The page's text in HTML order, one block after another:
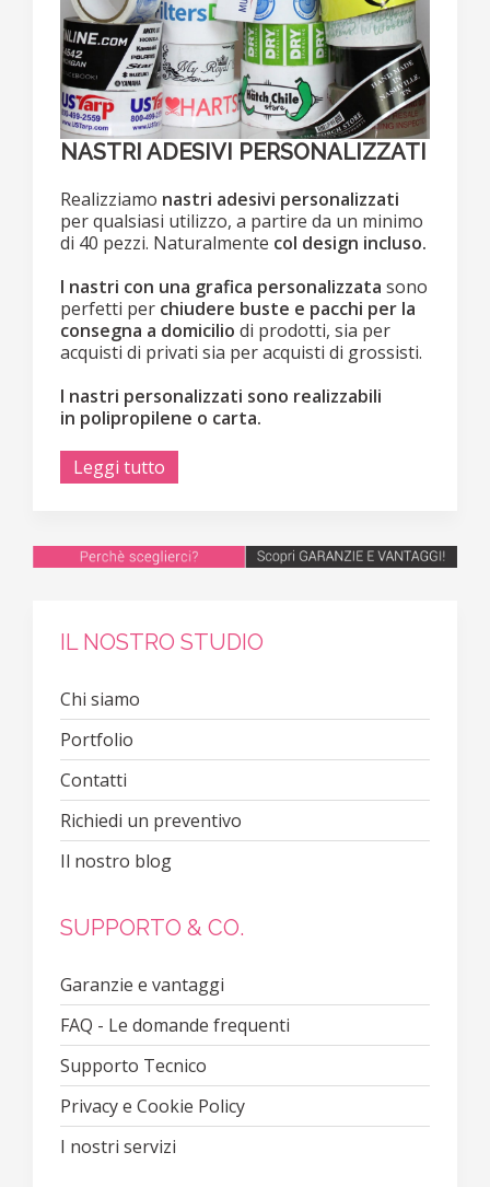
NASTRI ADESIVI PERSONALIZZATI
Realizziamo nastri adesivi personalizzati
per qualsiasi utilizzo, a partire da un minimo
di 40 pezzi. Naturalmente col design incluso.
I nastri con una grafica personalizzata sono
perfetti per chiudere buste e pacchi per la
consegna a domicilio di prodotti, sia per
acquisti di privati sia per acquisti di grossisti.
I nastri personalizzati sono realizzabili
in polipropilene o carta.
Leggi tutto
IL NOSTRO STUDIO
Chi siamo
Portfolio
Contatti
Richiedi un preventivo
Il nostro blog
SUPPORTO & CO.
Garanzie e vantaggi
FAQ - Le domande frequenti
Supporto Tecnico
Privacy e Cookie Policy
I nostri servizi